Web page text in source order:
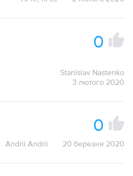
0
Stanislav Nastenko
3 лютого 2020
0
Andrii Andrii 20 березня 2020